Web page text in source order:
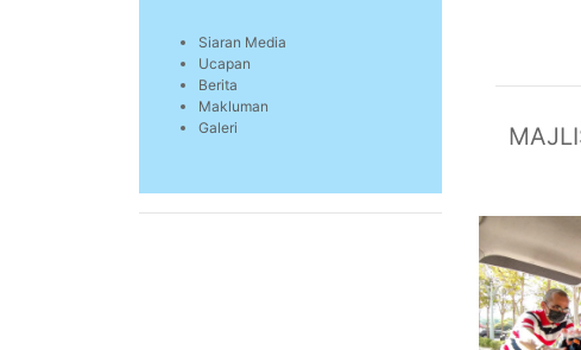
Siaran Media
Ucapan
Berita
Makluman
Galeri